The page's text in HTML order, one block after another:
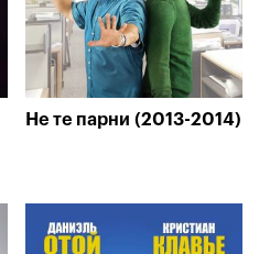
Не те парни (2013-2014)